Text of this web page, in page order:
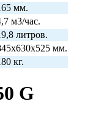
мм.
м3/час.
литров.
мм.
кг.
G